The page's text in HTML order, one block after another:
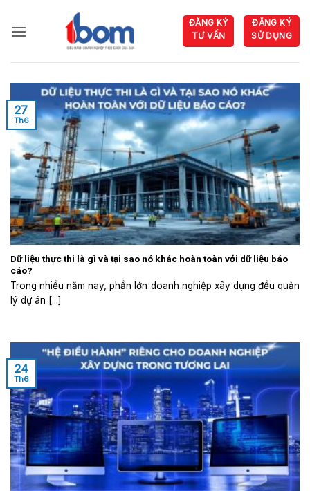
qua
dung
ĐĂNG KÝ
TƯ VẤN
ĐĂNG KÝ
SỬ DỤNG
Dữ liệu thực thi là gì và tại sao nó khác hoàn toàn với dữ liệu báo
cáo?
Trong nhiều năm nay, phần lớn doanh nghiệp xây dựng đều quản
lý dự án [...]
27
Th6
24
Th6